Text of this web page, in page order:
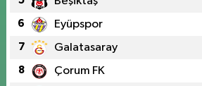
6 Eyüpspor
7 Galatasaray
8 Çorum FK